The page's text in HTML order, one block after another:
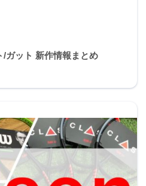
/ガット 新作情報まとめ